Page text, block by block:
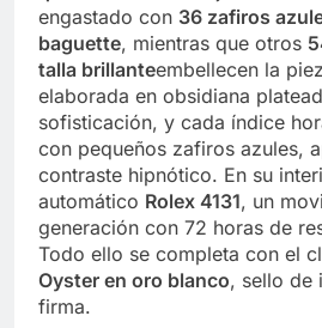
engastado con 36 zafiros
baguette, mientras que otros
talla brillanteembellecen la
elaborada en obsidiana
sofisticación, y cada índice
con pequeños zafiros azules,
contraste hipnótico. En su
automático Rolex 4131, un
generación con 72 horas de
Todo ello se completa con el
Oyster en oro blanco, sello de
firma.